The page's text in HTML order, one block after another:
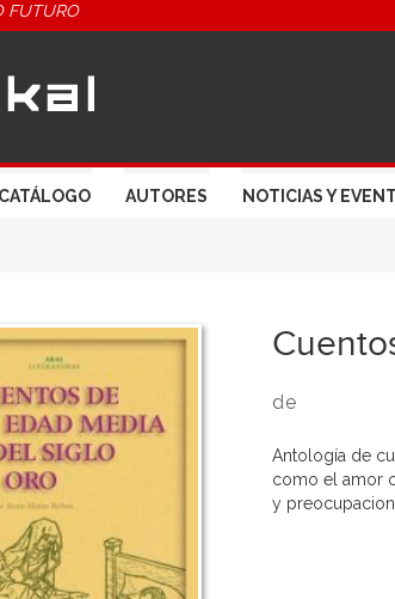
FUTURO
CATÁLOGO AUTORES NOTICIAS Y
de
Antología de
como el amor
y